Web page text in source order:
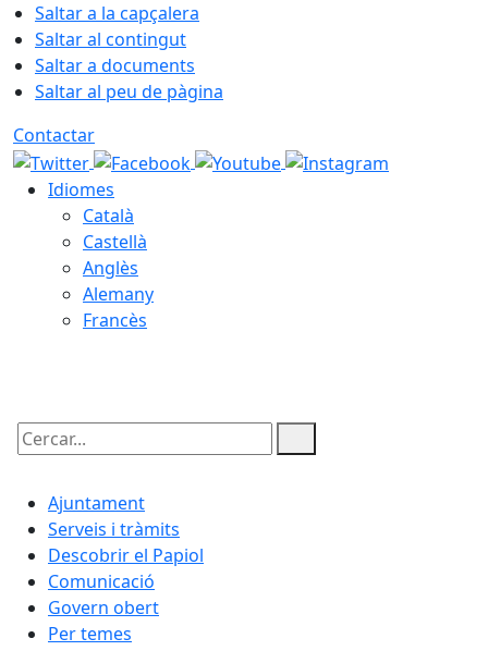
Saltar a la capçalera
Saltar al contingut
Saltar a documents
Saltar al peu de pàgina
Contactar
Idiomes
Català
Castellà
Anglès
Alemany
Francès
Cercar:
Ajuntament
Serveis i tràmits
Descobrir el Papiol
Comunicació
Govern obert
Per temes